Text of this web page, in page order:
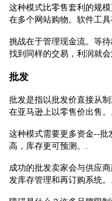
这种模式比零售套利的规
在多个网站购物。软件工
挑战在于管理现金流。等
找到同样的交易，利润就会
批发
批发是指以批发价直接从
在亚马逊上以零售价出售。.
这种模式需要更多资金--批
高，库存更可预测。.
成功的批发卖家会与供应
发库存管理和再订购系统。.